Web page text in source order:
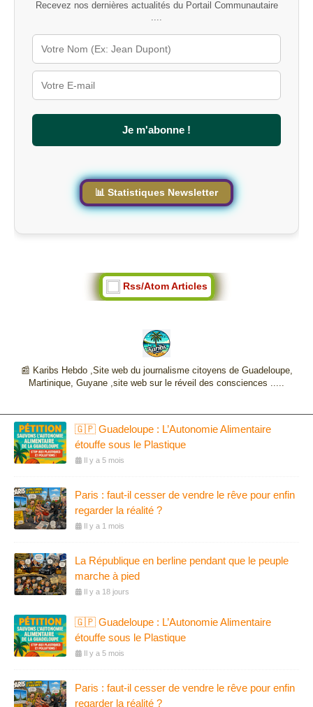
-
l
é
u
r
l
e
Recevez nos dernières actualités du Portail Communautaire
....
Je m'abonne !
📊 Statistiques Newsletter
Rss/Atom Articles
📰 Karibs Hebdo ,Site web du journalisme citoyens de Guadeloupe,
Martinique, Guyane ,site web sur le réveil des consciences .....
🇬🇵 Guadeloupe : L’Autonomie Alimentaire
étouffe sous le Plastique
Il y a 5 mois
Paris : faut-il cesser de vendre le rêve pour enfin
regarder la réalité ?
Il y a 1 mois
La République en berline pendant que le peuple
marche à pied
Il y a 18 jours
🇬🇵 Guadeloupe : L’Autonomie Alimentaire
étouffe sous le Plastique
Il y a 5 mois
Paris : faut-il cesser de vendre le rêve pour enfin
regarder la réalité ?